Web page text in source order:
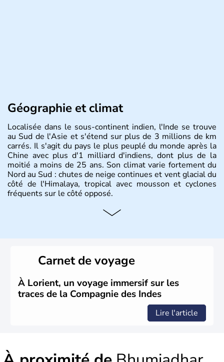
Géographie et climat
Localisée dans le sous-continent indien, l'Inde se trouve
au Sud de l'Asie et s'étend sur plus de 3 millions de km
carrés. Il s'agit du pays le plus peuplé du monde après la
Chine avec plus d'1 milliard d'indiens, dont plus de la
moitié a moins de 25 ans. Son climat varie fortement du
Nord au Sud : chutes de neige continues et vent glacial du
côté de l'Himalaya, tropical avec mousson et cyclones
fréquents sur le côté opposé.
Histoire et administration
siècle, l'Inde reste sous la domination de l'empire
britannique jusqu'à l'obtention de son indépendance en
1947. Le Taj Mahal, mausolée construit par un empereur
en l'honneur de son épouse, a été édifié dans les années
1640 et est aujourd'hui considéré comme l'une des 7
Carnet de voyage
À Lorient, un voyage immersif sur les
traces de la Compagnie des Indes
Lire l'article